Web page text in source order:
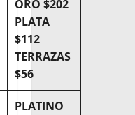
ORO $202
PLATA
$112
TERRAZAS
$56
PLATINO